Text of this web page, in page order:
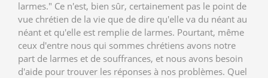
larmes." Ce n'est, bien sûr, certainement pas le point de
vue chrétien de la vie que de dire qu'elle va du néant au
néant et qu'elle est remplie de larmes. Pourtant, même
ceux d'entre nous qui sommes chrétiens avons notre
part de larmes et de souffrances, et nous avons besoin
d'aide pour trouver les réponses à nos problèmes. Quel